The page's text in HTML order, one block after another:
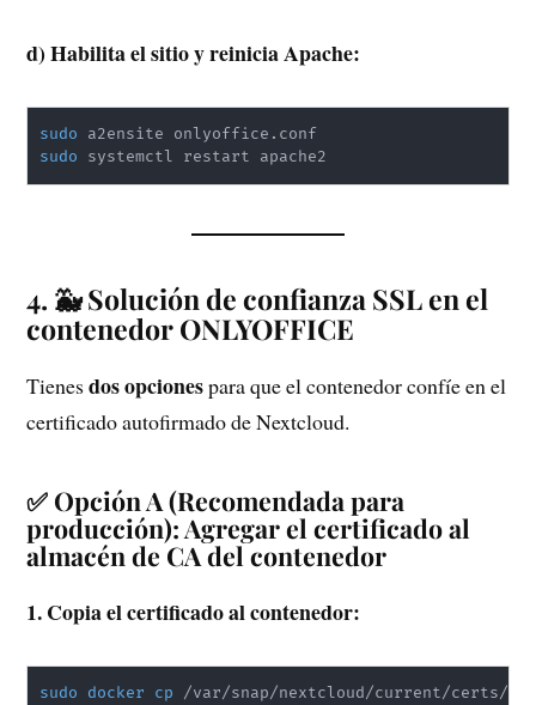
d) Habilita el sitio y reinicia Apache:
sudo
sudo systemctl restart apache2
4. 🐳 Solución de confianza SSL en el
contenedor ONLYOFFICE
Tienesdos opcionespara que el contenedor confíe en el
certificado autofirmado de Nextcloud.
✅ Opción A (Recomendada para
producción): Agregar el certificado al
almacén de CA del contenedor
1. Copia el certificado al contenedor:
sudo docker cp /var/snap/nextcloud/current/certs/